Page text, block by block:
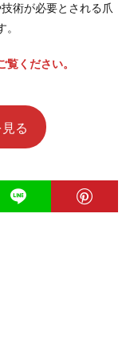
術が必要とされる爪
ください。
る